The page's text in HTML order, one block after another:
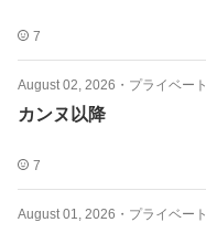
7
August 02, 2026 ・ プライベート
カンヌ以降
7
August 01, 2026 ・ プライベート